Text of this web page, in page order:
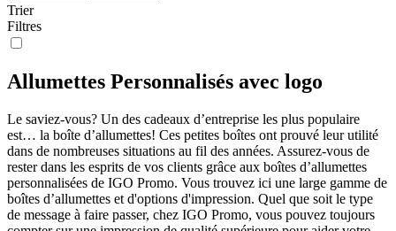
Trier
Filtres
Allumettes Personnalisés avec logo
Le saviez-vous? Un des cadeaux d’entreprise les plus populaire
est… la boîte d’allumettes! Ces petites boîtes ont prouvé leur utilité
dans de nombreuses situations au fil des années. Assurez-vous de
rester dans les esprits de vos clients grâce aux boîtes d’allumettes
personnalisées de IGO Promo. Vous trouvez ici une large gamme de
boîtes d’allumettes et d'options d'impression. Quel que soit le type
de message à faire passer, chez IGO Promo, vous pouvez toujours